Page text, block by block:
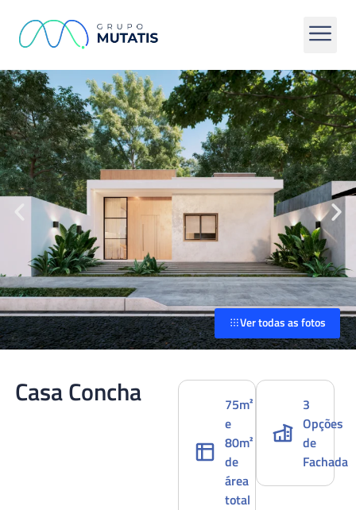
Ver todas as fotos
Casa Concha
75m²
e
80m²
de
área
total
3
Opções
de
Fachada